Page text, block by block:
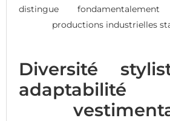
distingue
productions industrielles
Diversité
adaptabilité